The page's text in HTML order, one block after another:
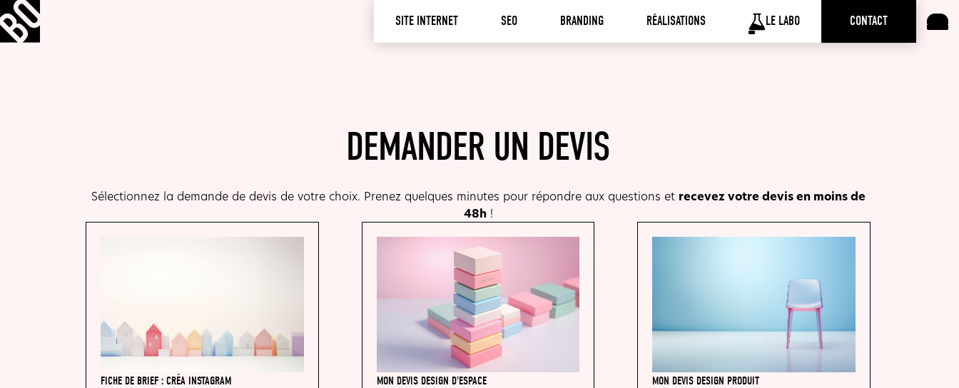
SITE INTERNET SEO BRANDING RÉALISATIONS LE LABO CONTACT
DEMANDER UN DEVIS
Sélectionnez la demande de devis de votre choix. Prenez quelques minutes pour répondre aux questions et recevez votre devis en moins de
48h!
FICHE DE BRIEF : CRÉA INSTAGRAM MON DEVIS DESIGN D'ESPACE MON DEVIS DESIGN PRODUIT